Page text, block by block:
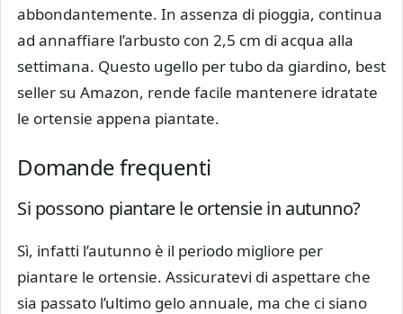
abbondantemente. In assenza di pioggia, continua
ad annaffiare l’arbusto con 2,5 cm di acqua alla
settimana. Questo ugello per tubo da giardino, best
seller su Amazon, rende facile mantenere idratate
le ortensie appena piantate.
Domande frequenti
Si possono piantare le ortensie in autunno?
Sì, infatti l’autunno è il periodo migliore per
piantare le ortensie. Assicuratevi di aspettare che
sia passato l’ultimo gelo annuale, ma che ci siano